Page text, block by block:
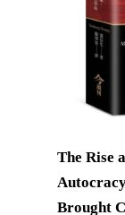
The Rise
Brought